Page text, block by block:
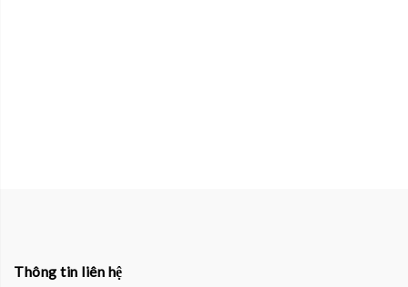
Thông tin liên hệ